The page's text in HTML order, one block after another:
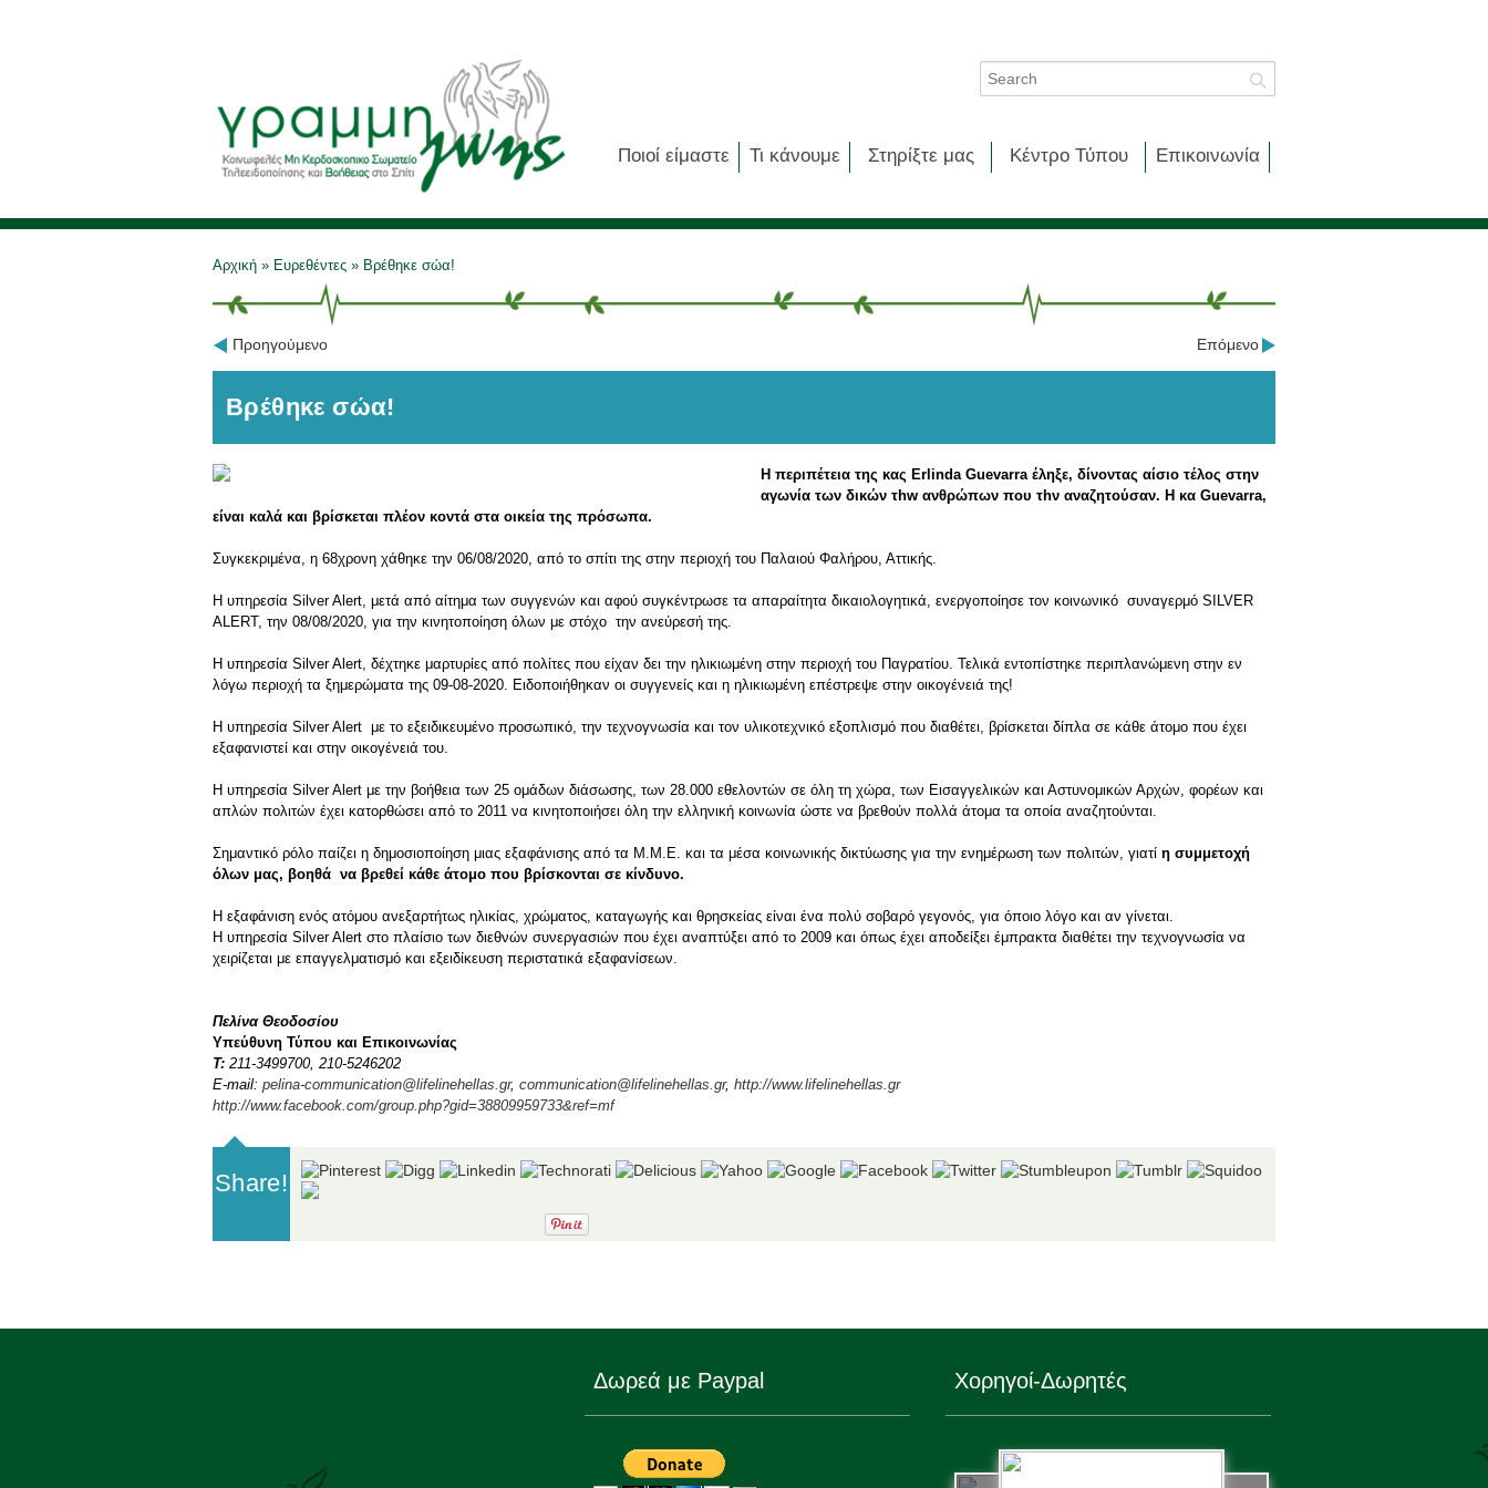
Ποιοί είμαστε Τι κάνουμε Στηρίξτε μας Κέντρο Τύπου Επικοινωνία
Αρχική » Ευρεθέντες » Βρέθηκε σώα!
Προηγούμενο Επόμενο
Βρέθηκε σώα!
Η περιπέτεια της κας Erlinda Guevarra έληξε, δίνοντας αίσιο τέλος στην
αγωνία των δικών τhw ανθρώπων που τhν αναζητούσαν. H κα Guevarra,
είναι καλά και βρίσκεται πλέον κοντά στα οικεία της πρόσωπα.
Συγκεκριμένα, η 68χρονη χάθηκε την 06/08/2020, από το σπίτι της στην περιοχή του Παλαιού Φαλήρου, Αττικής.
Η υπηρεσία Silver Alert, μετά από αίτημα των συγγενών και αφού συγκέντρωσε τα απαραίτητα δικαιολογητικά, ενεργοποίησε τον κοινωνικό συναγερμό SILVER
ALERT, την 08/08/2020, για την κινητοποίηση όλων με στόχο την ανεύρεσή της.
Η υπηρεσία Silver Alert, δέχτηκε μαρτυρίες από πολίτες που είχαν δει την ηλικιωμένη στην περιοχή του Παγρατίου. Τελικά εντοπίστηκε περιπλανώμενη στην εν
λόγω περιοχή τα ξημερώματα της 09-08-2020. Ειδοποιήθηκαν οι συγγενείς και η ηλικιωμένη επέστρεψε στην οικογένειά της!
Η υπηρεσία Silver Alert με το εξειδικευμένο προσωπικό, την τεχνογνωσία και τον υλικοτεχνικό εξοπλισμό που διαθέτει, βρίσκεται δίπλα σε κάθε άτομο που έχει
εξαφανιστεί και στην οικογένειά του.
Η υπηρεσία Silver Alert με την βοήθεια των 25 ομάδων διάσωσης, των 28.000 εθελοντών σε όλη τη χώρα, των Εισαγγελικών και Αστυνομικών Αρχών, φορέων και
απλών πολιτών έχει κατορθώσει από το 2011 να κινητοποιήσει όλη την ελληνική κοινωνία ώστε να βρεθούν πολλά άτομα τα οποία αναζητούνται.
Σημαντικό ρόλο παίζει η δημοσιοποίηση μιας εξαφάνισης από τα Μ.Μ.Ε. και τα μέσα κοινωνικής δικτύωσης για την ενημέρωση των πολιτών, γιατί η συμμετοχή
όλων μας, βοηθά να βρεθεί κάθε άτομο που βρίσκονται σε κίνδυνο.
Η εξαφάνιση ενός ατόμου ανεξαρτήτως ηλικίας, χρώματος, καταγωγής και θρησκείας είναι ένα πολύ σοβαρό γεγονός, για όποιο λόγο και αν γίνεται.
Η υπηρεσία Silver Alert στο πλαίσιο των διεθνών συνεργασιών που έχει αναπτύξει από το 2009 και όπως έχει αποδείξει έμπρακτα διαθέτει την τεχνογνωσία να
χειρίζεται με επαγγελματισμό και εξειδίκευση περιστατικά εξαφανίσεων.
Πελίνα Θεοδοσίου
Υπεύθυνη Τύπου και Επικοινωνίας
Τ: 211-3499700, 210-5246202
E-mail: pelina-communication@lifelinehellas.gr, communication@lifelinehellas.gr, http://www.lifelinehellas.gr
http://www.facebook.com/group.php?gid=38809959733&ref=mf
Share!
Δωρεά με Paypal Χορηγοί-Δωρητές